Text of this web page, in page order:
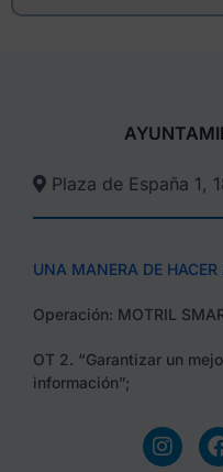
Plaza de España 1,
UNA MANERA DE HACER
Operación: MOTRIL
OT 2. “Garantizar un
información”;